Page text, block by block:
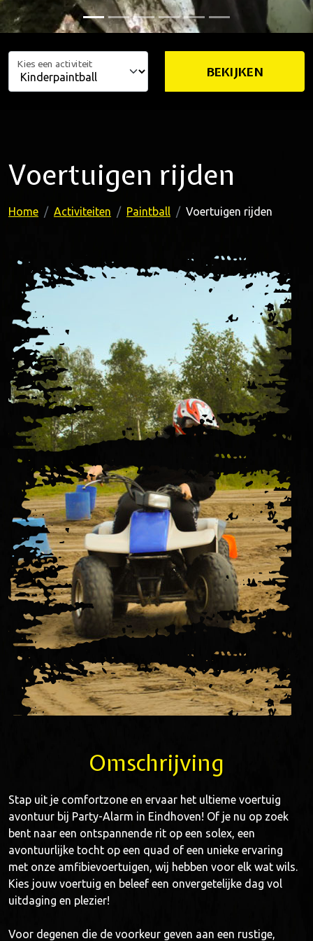
Kies een activiteit BEKIJKEN
Voertuigen rijden
Home Activiteiten Paintball Voertuigen rijden
Omschrijving
Stap uit je comfortzone en ervaar het ultieme voertuig
avontuur bij Party-Alarm in Eindhoven! Of je nu op zoek
bent naar een ontspannende rit op een solex, een
avontuurlijke tocht op een quad of een unieke ervaring
met onze amfibievoertuigen, wij hebben voor elk wat wils.
Kies jouw voertuig en beleef een onvergetelijke dag vol
uitdaging en plezier!
Voor degenen die de voorkeur geven aan een rustige,